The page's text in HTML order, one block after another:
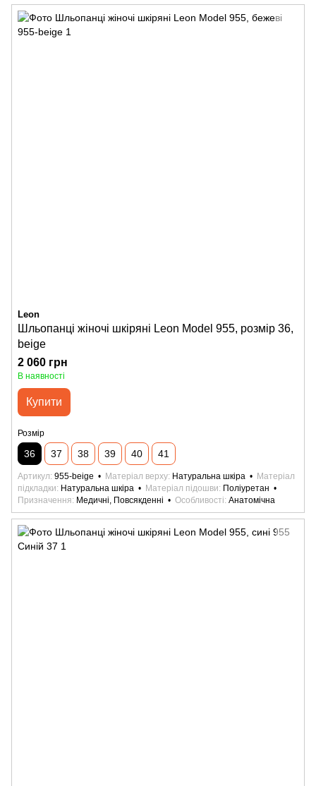
Leon
Шльопанці жіночі шкіряні Leon Model 955, розмір 36,
beige
2 060 грн
В наявності
Купити
Розмір
36 37 38 39 40 41
Артикул 955-beige Матеріал верху Натуральна шкіра
Матеріал
підкладки
Натуральна шкіра Матеріал підошви
Поліуретан
Призначення
Медичні, Повсякденні Особливості Анатомічна